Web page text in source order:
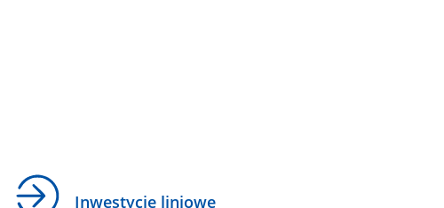
Inwestycje liniowe